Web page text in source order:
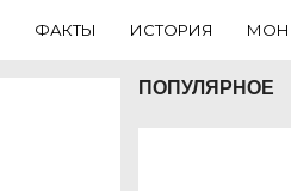
ФАКТЫ ИСТОРИЯ
ПОПУЛЯРНОЕ